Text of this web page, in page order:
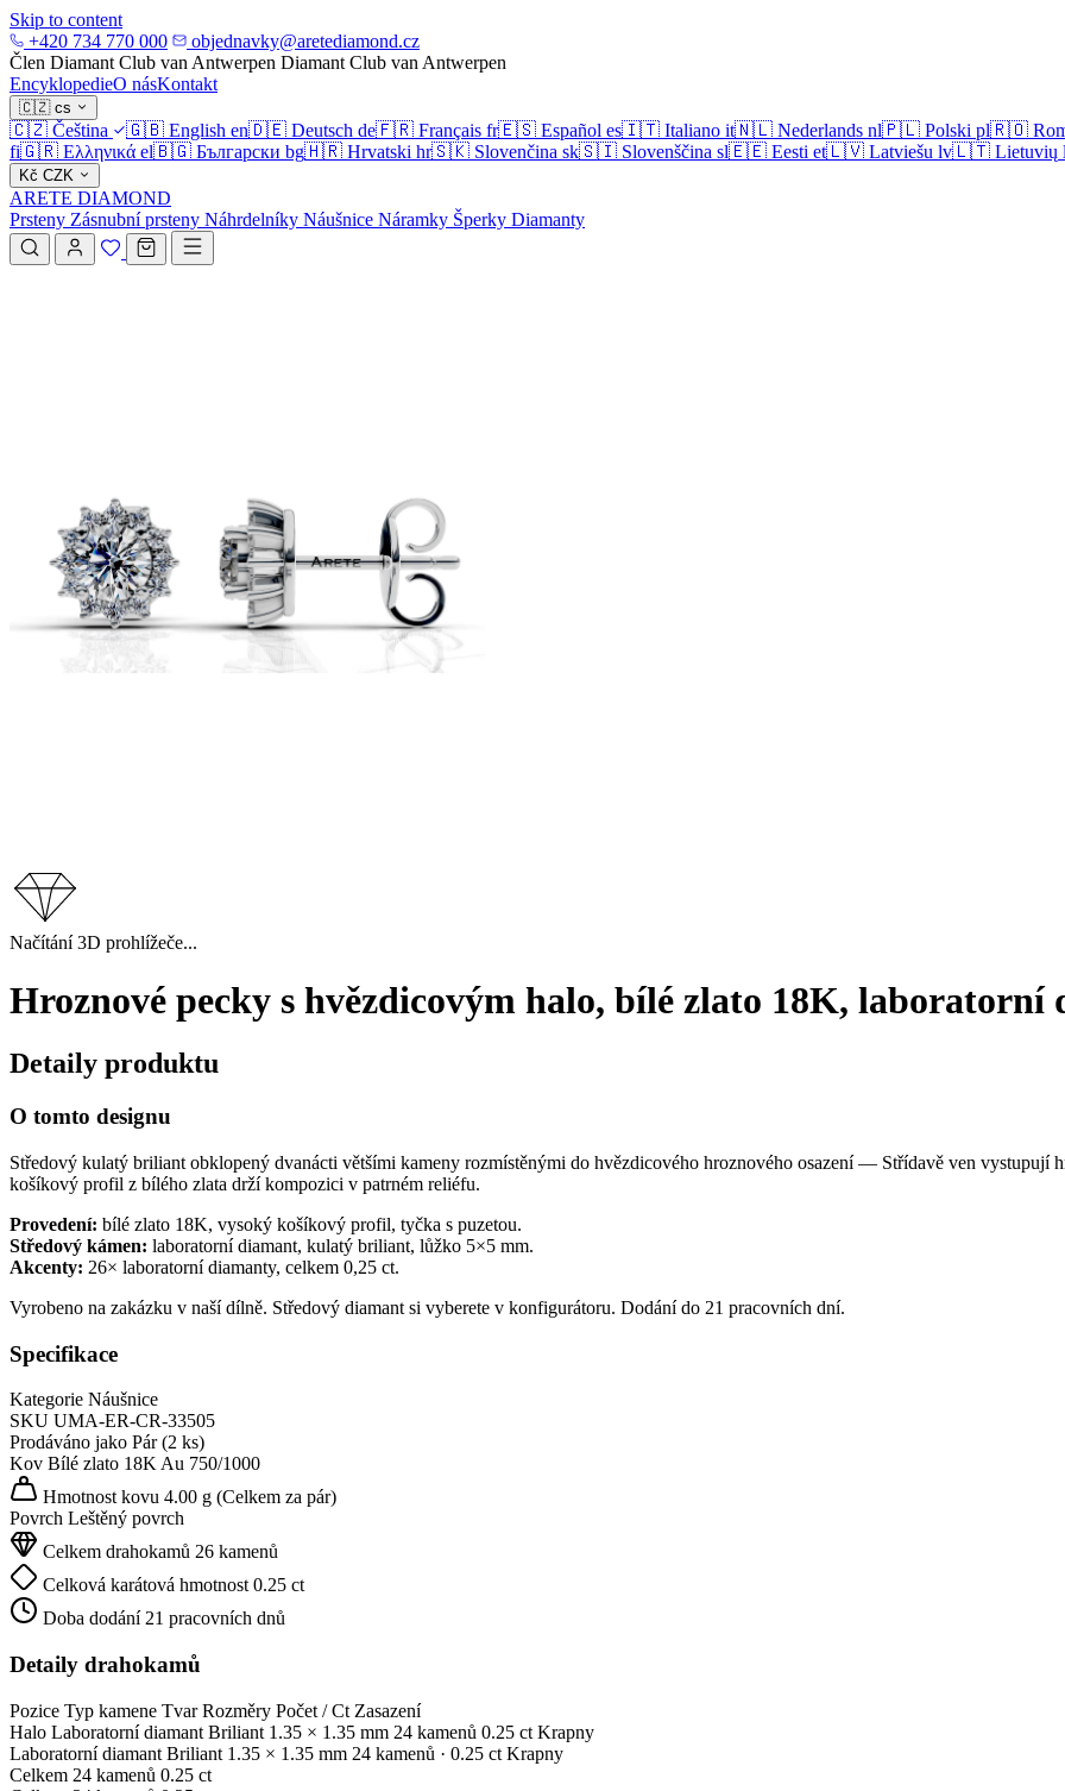
Skip to content
+420 734 770 000
objednavky@aretediamond.cz
Člen Diamant Club van Antwerpen Diamant Club van Antwerpen
EncyklopedieO násKontakt
🇨🇿 cs
🇨🇿 Čeština 🇬🇧 English en🇩🇪 Deutsch de🇫🇷 Français fr🇪🇸 Español es🇮🇹 Italiano it🇳🇱 Nederlands nl🇵🇱 Polski pl🇷🇴
fi🇬🇷 Ελληνικά el🇧🇬 Български bg🇭🇷 Hrvatski hr🇸🇰 Slovenčina sk🇸🇮 Slovenščina sl🇪🇪 Eesti et🇱🇻 Latviešu lv🇱🇹 Lietuvių
Kč CZK
ARETE DIAMOND
Prsteny Zásnubní prsteny Náhrdelníky Náušnice Náramky Šperky Diamanty
Načítání 3D prohlížeče...
Hroznové pecky s hvězdicovým halo, bílé zlato 18K, laboratorní
Detaily produktu
O tomto designu
Středový kulatý briliant obklopený dvanácti většími kameny rozmístěnými do hvězdicového hroznového osazení — Střídavě ven vystupují
košíkový profil z bílého zlata drží kompozici v patrném reliéfu.
Provedení: bílé zlato 18K, vysoký košíkový profil, tyčka s puzetou.
Středový kámen: laboratorní diamant, kulatý briliant, lůžko 5×5 mm.
Akcenty: 26× laboratorní diamanty, celkem 0,25 ct.
Vyrobeno na zakázku v naší dílně. Středový diamant si vyberete v konfigurátoru. Dodání do 21 pracovních dní.
Specifikace
Kategorie Náušnice
SKU UMA-ER-CR-33505
Prodáváno jako Pár (2 ks)
Kov Bílé zlato 18KAu 750/1000
Hmotnost kovu 4.00 g (Celkem za pár)
Povrch Leštěný povrch
Celkem drahokamů 26 kamenů
Celková karátová hmotnost 0.25 ct
Doba dodání 21 pracovních dnů
Detaily drahokamů
Pozice Typ kamene Tvar Rozměry Počet / Ct Zasazení
Halo Laboratorní diamant Briliant 1.35 × 1.35 mm 24 kamenů 0.25 ct Krapny
Laboratorní diamant Briliant 1.35 × 1.35 mm 24 kamenů · 0.25 ct Krapny
Celkem 24 kamenů 0.25 ct